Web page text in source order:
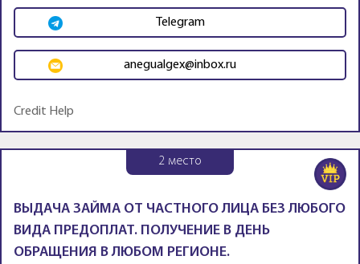
Telegram
anegualgex@inbox.ru
Credit Help
2 место
ВЫДАЧА ЗАЙМА ОТ ЧАСТНОГО ЛИЦА БЕЗ ЛЮБОГО
ВИДА ПРЕДОПЛАТ. ПОЛУЧЕНИЕ В ДЕНЬ
ОБРАЩЕНИЯ В ЛЮБОМ РЕГИОНЕ.